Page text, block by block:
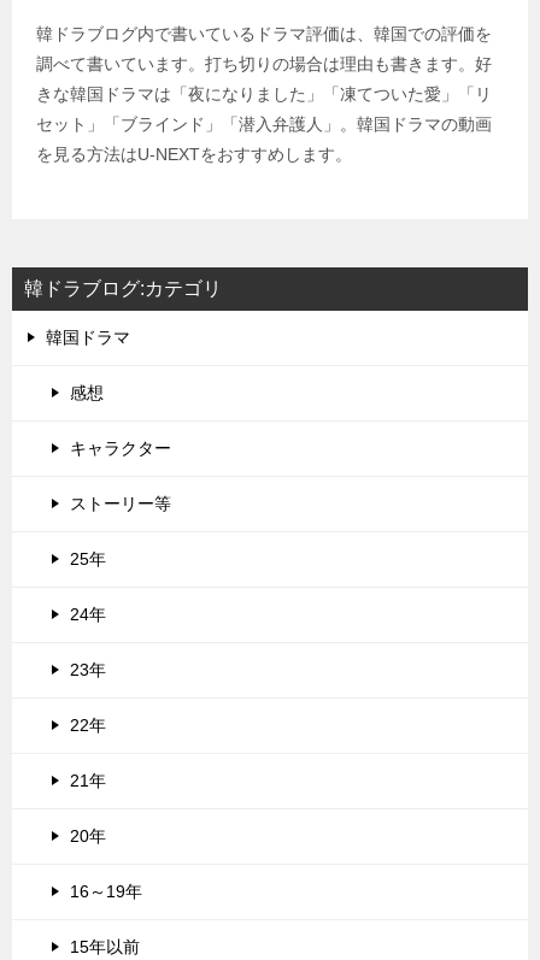
韓ドラブログ内で書いているドラマ評価は、韓国での評価を
調べて書いています。打ち切りの場合は理由も書きます。好
きな韓国ドラマは「夜になりました」「凍てついた愛」「リ
セット」「ブラインド」「潜入弁護人」。韓国ドラマの動画
を見る方法はU-NEXTをおすすめします。
韓ドラブログ:カテゴリ
韓国ドラマ
感想
キャラクター
ストーリー等
25年
24年
23年
22年
21年
20年
16～19年
15年以前